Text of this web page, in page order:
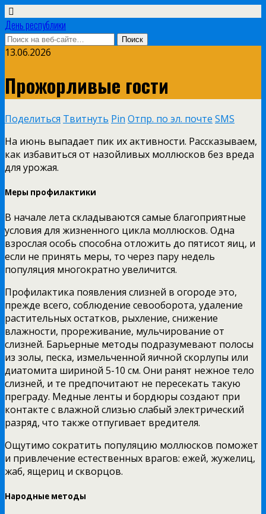
День республики
13.06.2026
Прожорливые гости
Поделиться Твитнуть Pin Отпр. по эл. почте SMS
На июнь выпадает пик их активности. Рассказываем,
как избавиться от назойливых моллюсков без вреда
для урожая.
Меры профилактики
В начале лета складываются самые благоприятные
условия для жизненного цикла моллюсков. Одна
взрослая особь способна отложить до пятисот яиц, и
если не принять меры, то через пару недель
популяция многократно увеличится.
Профилактика появления слизней в огороде это,
прежде всего, соблюдение севооборота, удаление
растительных остатков, рыхление, снижение
влажности, прореживание, мульчирование от
слизней. Барьерные методы подразумевают полосы
из золы, песка, измельченной яичной скорлупы или
диатомита шириной 5-10 см. Они ранят нежное тело
слизней, и те предпочитают не пересекать такую
преграду. Медные ленты и бордюры создают при
контакте с влажной слизью слабый электрический
разряд, что также отпугивает вредителя.
Ощутимо сократить популяцию моллюсков поможет
и привлечение естественных врагов: ежей, жужелиц,
жаб, ящериц и скворцов.
Народные методы